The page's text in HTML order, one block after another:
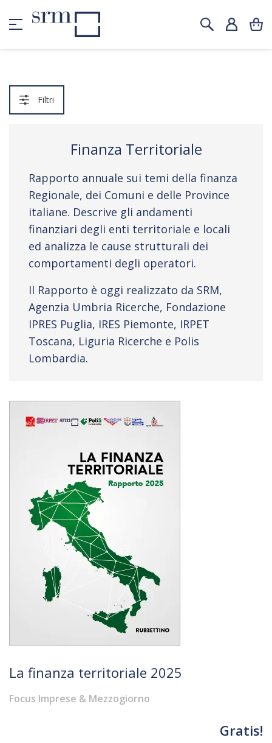
Filtri
Finanza Territoriale
Rapporto annuale sui temi della finanza
Regionale, dei Comuni e delle Province
italiane. Descrive gli andamenti
finanziari degli enti territoriale e locali
ed analizza le cause strutturali dei
comportamenti degli operatori.
Il Rapporto è oggi realizzato da SRM,
Agenzia Umbria Ricerche, Fondazione
IPRES Puglia, IRES Piemonte, IRPET
Toscana, Liguria Ricerche e Polis
Lombardia.
La finanza territoriale 2025
Focus Imprese & Mezzogiorno
Gratis!